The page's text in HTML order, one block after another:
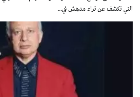
التي تكشف عن ثراء مدهِش في...